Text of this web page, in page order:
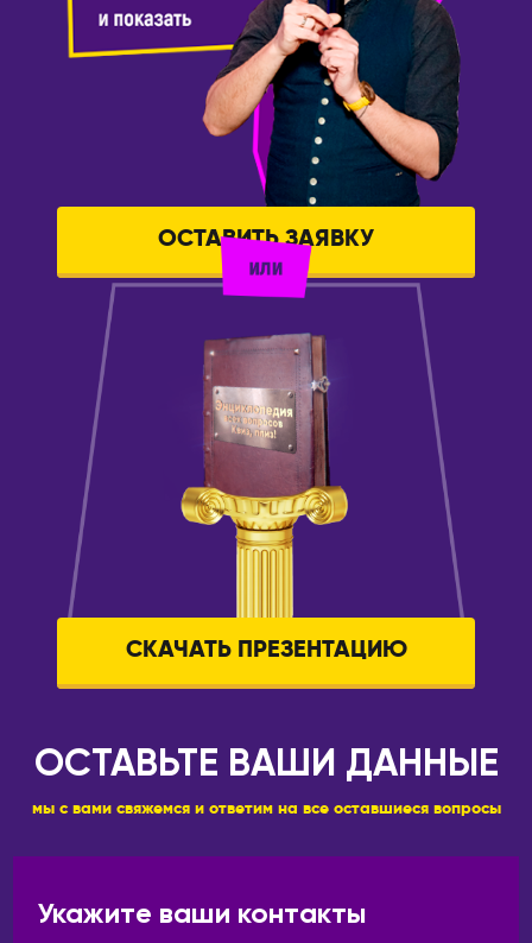
ОСТАВИТЬ ЗАЯВКУ
СКАЧАТЬ ПРЕЗЕНТАЦИЮ
ОСТАВЬТЕ ВАШИ ДАННЫЕ
мы с вами свяжемся и ответим на все оставшиеся вопросы
Укажите ваши контакты